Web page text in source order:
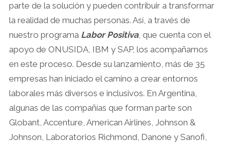
parte de la solución y pueden contribuir a transformar
la realidad de muchas personas. Así, a través de
nuestro programa Labor Positiva, que cuenta con el
apoyo de ONUSIDA, IBM y SAP, los acompañamos
en este proceso. Desde su lanzamiento, más de 35
empresas han iniciado el camino a crear entornos
laborales más diversos e inclusivos. En Argentina,
algunas de las compañías que forman parte son
Globant, Accenture, American Airlines, Johnson &
Johnson, Laboratorios Richmond, Danone y Sanofi,